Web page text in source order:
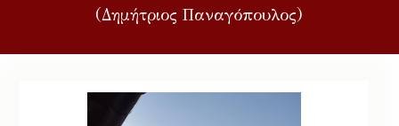
(Δημήτριος Παναγόπουλος)